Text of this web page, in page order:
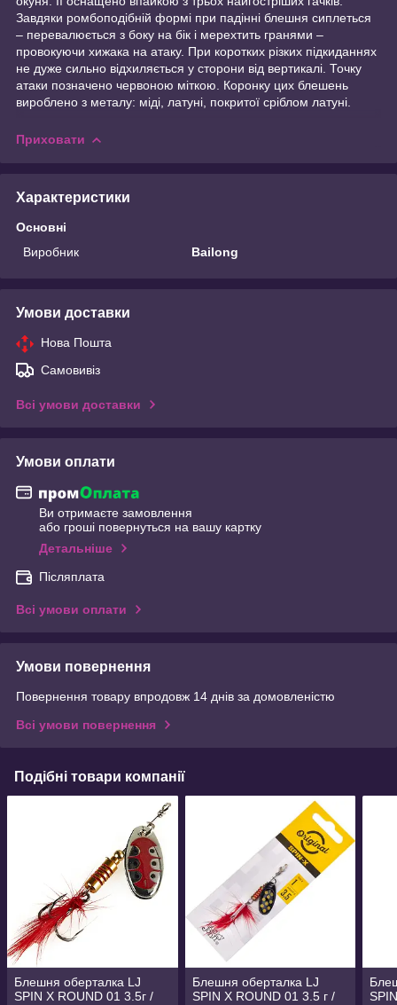
Завдяки ромбоподібній формі при падінні блешня сиплеться
– перевалюється з боку на бік і мерехтить гранями –
провокуючи хижака на атаку. При коротких різких підкиданнях
не дуже сильно відхиляється у сторони від вертикалі. Точку
атаки позначено червоною міткою. Коронку цих блешень
вироблено з металу: міді, латуні, покритої сріблом латуні.
Приховати
Характеристики
Основні
Виробник
Bailong
Умови доставки
Нова Пошта
Самовивіз
Всі умови доставки
Умови оплати
Ви отримаєте замовлення
або гроші повернуться на вашу картку
Детальніше
Післяплата
Всі умови оплати
Умови повернення
Повернення товару впродовж 14 днів за домовленістю
Всі умови повернення
Подібні товари компанії
Блешня оберталка LJ
SPIN X ROUND 01 3.5г /
Блешня оберталка LJ
SPIN X ROUND 01 3.5 г /